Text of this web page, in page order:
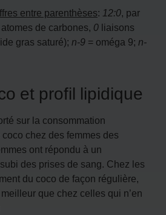
entre parenthèses: 12:0, par
atomes de carbones, 0 liaisons
gras saturé); n-9 = oméga 9; n-
et profil lipidique
sur la consommation
chez des femmes des
ont répondu à un
des prises de sang. Chez les
du coco de façon régulière,
que chez celles qui n’en